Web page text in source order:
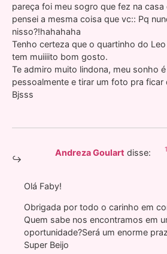
pareça foi meu sogro que fez na casa
pensei a mesma coisa que vc:: Pq
nisso?!hahahaha
Tenho certeza que o quartinho do
tem muiiiito bom gosto.
Te admiro muito lindona, meu sonho
pessoalmente e tirar um foto pra
Bjsss
Andreza Goulart disse:
Olá Faby!
Obrigada por todo o carinho em
Quem sabe nos encontramos em
oportunidade?Será um enorme
Super Beijo